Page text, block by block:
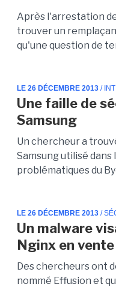
Après l'arrestation
trouver un
qu'une question de
LE 26 DÉCEMBRE 2013 /
Une faille de
Samsung
Un chercheur a
Samsung utilisé
problématiques du
LE 26 DÉCEMBRE 2013 /
Un malware
Nginx en vente
Des chercheurs ont
nommé Effusion et